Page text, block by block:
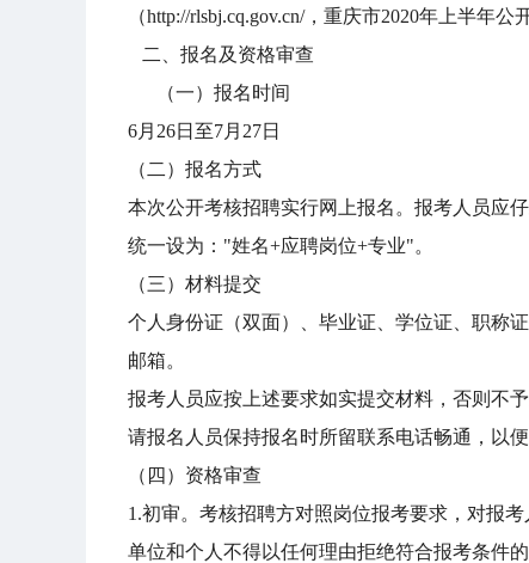
（http://rlsbj.cq.gov.cn/，重庆市2020年上半年
二、报名及资格审查
（一）报名时间
6月26日至7月27日
（二）报名方式
本次公开考核招聘实行网上报名。报考人员应
统一设为："姓名+应聘岗位+专业"。
（三）材料提交
个人身份证（双面）、毕业证、学位证、职称
邮箱。
报考人员应按上述要求如实提交材料，否则不予
请报名人员保持报名时所留联系电话畅通，以便
（四）资格审查
1.初审。考核招聘方对照岗位报考要求，对报
单位和个人不得以任何理由拒绝符合报考条件